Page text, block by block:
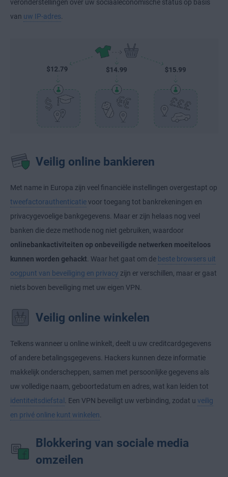
veronderstellingen over uw sociaaleconomische status op basis
van uw IP-adres.
Veilig online bankieren
Met name in Europa zijn veel financiële instellingen overgestapt op
tweefactorauthenticatievoor toegang tot bankrekeningen en
privacygevoelige bankgegevens. Maar er zijn helaas nog veel
banken die deze methode nog niet gebruiken, waardoor
onlinebankactiviteiten op onbeveiligde netwerken moeiteloos
kunnen worden gehackt. Waar het gaat om de beste browsers uit
oogpunt van beveiliging en privacy zijn er verschillen, maar er gaat
niets boven beveiliging met uw eigen VPN.
Veilig online winkelen
Telkens wanneer u online winkelt, deelt u uw creditcardgegevens
of andere betalingsgegevens. Hackers kunnen deze informatie
makkelijk onderscheppen, samen met persoonlijke gegevens als
uw volledige naam, geboortedatum en adres, wat kan leiden tot
identiteitsdiefstal . Een VPN beveiligt uw verbinding, zodat u veilig
en privé online kunt winkelen.
Blokkering van sociale media
omzeilen